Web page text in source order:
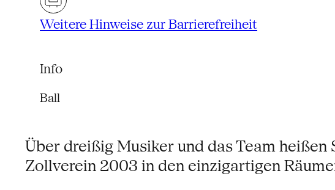
Weitere Hinweise zur Barrierefreiheit
Info
Ball
Über dreißig Musiker und das Team
Zollverein 2003 in den einzigartigen